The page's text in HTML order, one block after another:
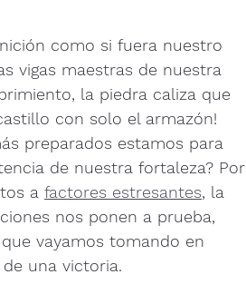
como si fuera nuestro
vigas maestras de nuestra
la piedra caliza que
con solo el armazón!
preparados estamos para
de nuestra fortaleza? Por
a factores estresantes, la
nos ponen a prueba,
vayamos tomando en
una victoria.